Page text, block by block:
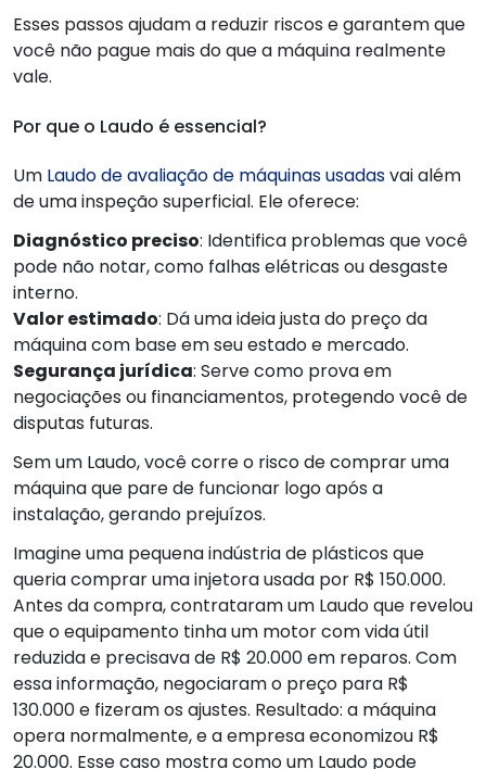
Esses passos ajudam a reduzir riscos e garantem que
você não pague mais do que a máquina realmente
vale.
Por que o Laudo é essencial?
Um Laudo de avaliação de máquinas usadasvai além
de uma inspeção superficial. Ele oferece:
Diagnóstico preciso: Identifica problemas que você
pode não notar, como falhas elétricas ou desgaste
interno.
Valor estimado: Dá uma ideia justa do preço da
máquina com base em seu estado e mercado.
Segurança jurídica: Serve como prova em
negociações ou financiamentos, protegendo você de
disputas futuras.
Sem um Laudo, você corre o risco de comprar uma
máquina que pare de funcionar logo após a
instalação, gerando prejuízos.
Imagine uma pequena indústria de plásticos que
queria comprar uma injetora usada por R$ 150.000.
Antes da compra, contrataram um Laudo que revelou
que o equipamento tinha um motor com vida útil
reduzida e precisava de R$ 20.000 em reparos. Com
essa informação, negociaram o preço para R$
130.000 e fizeram os ajustes. Resultado: a máquina
opera normalmente, e a empresa economizou R$
20.000. Esse caso mostra como um Laudo pode